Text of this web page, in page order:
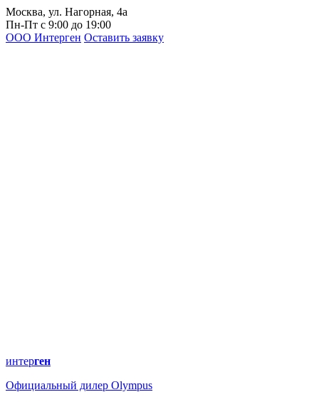
Москва, ул. Нагорная, 4а
Пн-Пт с 9:00 до 19:00
ООО Интерген Оставить заявку
интерген
Официальный дилер Olympus